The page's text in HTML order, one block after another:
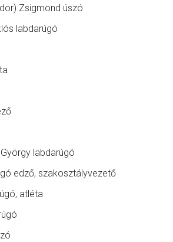
Zsigmond úszó
labdarúgó
labdarúgó
edző, szakosztályvezető
atléta